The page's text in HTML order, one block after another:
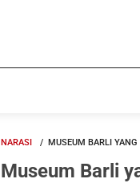
NARASI MUSEUM BARLI
Museum Barli